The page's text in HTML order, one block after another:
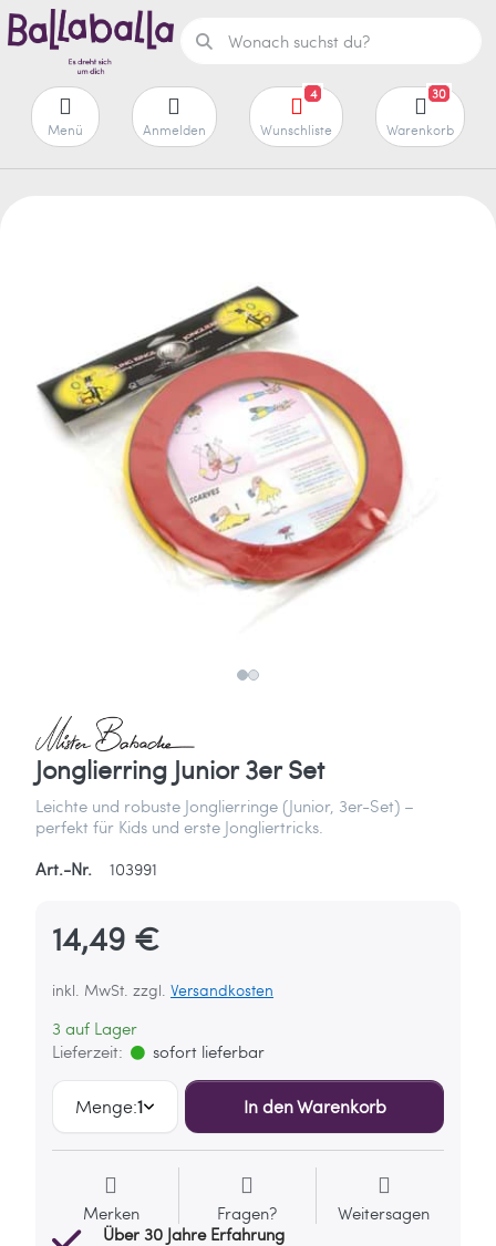
Menü Anmelden
4
Wunschliste
30
Warenkorb
Jonglierring Junior 3er Set
Leichte und robuste Jonglierringe (Junior, 3er-Set) –
perfekt für Kids und erste Jongliertricks.
Art.-Nr.
103991
14,49 €
inkl. MwSt. zzgl. Versandkosten
3 auf Lager
Lieferzeit:
sofort lieferbar
Menge:1 In den Warenkorb
Merken Fragen?
Weitersagen
Über 30 Jahre Erfahrung